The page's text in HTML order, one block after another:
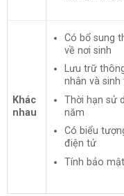
Khác
nhau
Có bổ sung
về nơi sinh
Lưu trữ
nhân và
Thời hạn sử
năm
Có biểu
điện tử
Tính bảo